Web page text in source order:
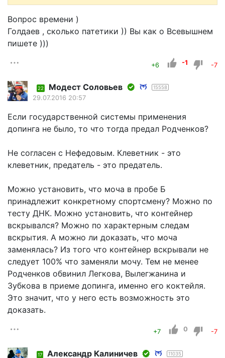
Вопрос времени )
Голдаев , сколько патетики )) Вы как о Всевышнем
пишете )))
+6 -1 -7
22 Модест Соловьев 15558
29.07.2016 20:57
Если государственной системы применения
допинга не было, то что тогда предал Родченков?
Не согласен с Нефедовым. Клеветник - это
клеветник, предатель - это предатель.
Можно установить, что моча в пробе Б
принадлежит конкретному спортсмену? Можно по
тесту ДНК. Можно установить, что контейнер
вскрывался? Можно по характерным следам
вскрытия. А можно ли доказать, что моча
заменялась? Из того что контейнер вскрывали не
следует 100% что заменяли мочу. Тем не менее
Родченков обвинил Легкова, Вылегжанина и
Зубкова в приеме допинга, именно его коктейля.
Это значит, что у него есть возможность это
доказать.
+7 0 -7
17 Александр Калиничев 11035